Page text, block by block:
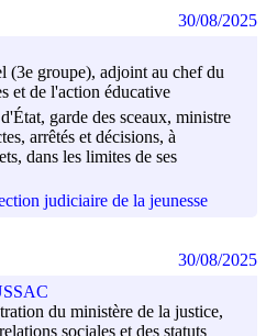
(3e groupe), adjoint au chef du
et de l'action éducative
garde des sceaux, ministre
arrêtés et décisions, à
dans les limites de ses
judiciaire de la jeunesse
30/08/2025
du ministère de la justice,
sociales et des statuts
30/08/2025